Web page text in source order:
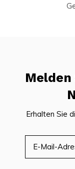
Erhalten Sie